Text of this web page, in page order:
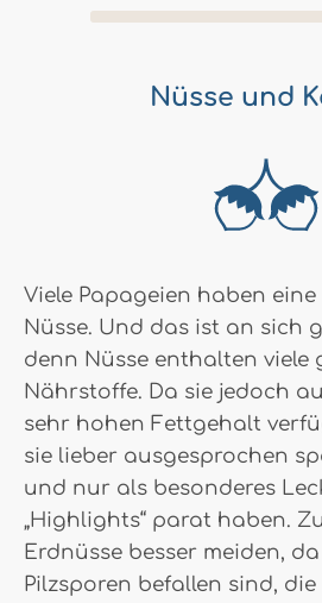
Nüsse und
Viele Papageien haben
Nüsse. Und das ist an sich
denn Nüsse enthalten viele
Nährstoffe. Da sie jedoch
sehr hohen Fettgehalt
sie lieber ausgesprochen
und nur als besonderes
„Highlights“ parat haben.
Erdnüsse besser meiden,
Pilzsporen befallen sind,